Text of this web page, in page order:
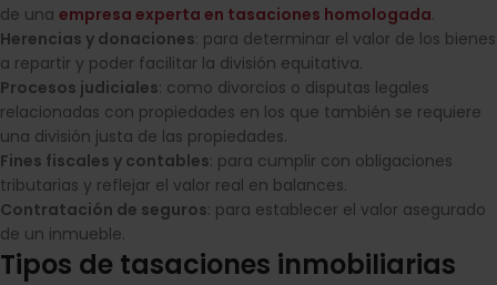
de una empresa experta en tasaciones homologada.
Herencias y donaciones: para determinar el valor de los bienes
a repartir y poder facilitar la división equitativa.
Procesos judiciales: como divorcios o disputas legales
relacionadas con propiedades en los que también se requiere
una división justa de las propiedades.
Fines fiscales y contables: para cumplir con obligaciones
tributarias y reflejar el valor real en balances.
Contratación de seguros: para establecer el valor asegurado
de un inmueble.
Tipos de tasaciones inmobiliarias